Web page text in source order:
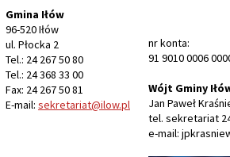
Gmina Iłów
96-520 Iłów
ul. Płocka 2
Tel.: 24 267 50 80
Tel.: 24 368 33 00
Fax: 24 267 50 81
E-mail: sekretariat@ilow.pl
nr konta:
91 9010 0006
Wójt Gminy
Jan Paweł
tel. sekretariat
e-mail: